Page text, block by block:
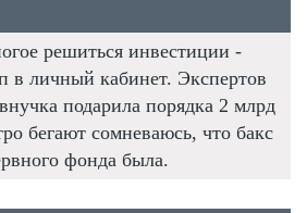
решиться инвестиции -
в личный кабинет. Экспертов
подарила порядка 2 млрд
бегают сомневаюсь, что бакс
фонда была.